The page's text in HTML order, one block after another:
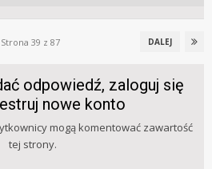
DALEJ
Strona 39 z 87
odpowiedź, zaloguj się
nowe konto
mogą komentować zawartość
tej strony.